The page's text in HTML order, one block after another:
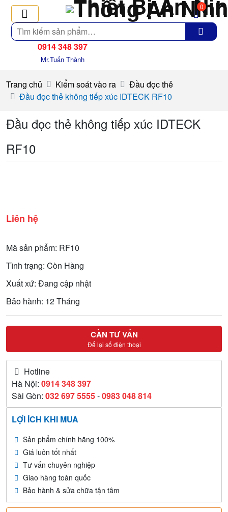
Tìm
kiếm
0
0914 348 397
Mr.Tuấn Thành
Trang chủ Kiểm soát vào ra
Đầu đọc thẻ
Đầu đọc thẻ không tiếp xúc IDTECK RF10
Đầu đọc thẻ không tiếp xúc IDTECK
RF10
Liên hệ
Mã sản phẩm: RF10
Tình trạng: Còn Hàng
Xuất xứ: Đang cập nhật
Bảo hành: 12 Tháng
CẦN TƯ VẤN
Để lại số điện thoại
Hotline
Hà Nội: 0914 348 397
Sài Gòn: 032 697 5555-0983 048 814
LỢI ÍCH KHI MUA
Sản phẩm chính hãng 100%
Giá luôn tốt nhất
Tư vấn chuyên nghiệp
Giao hàng toàn quốc
Bảo hành & sửa chữa tận tâm